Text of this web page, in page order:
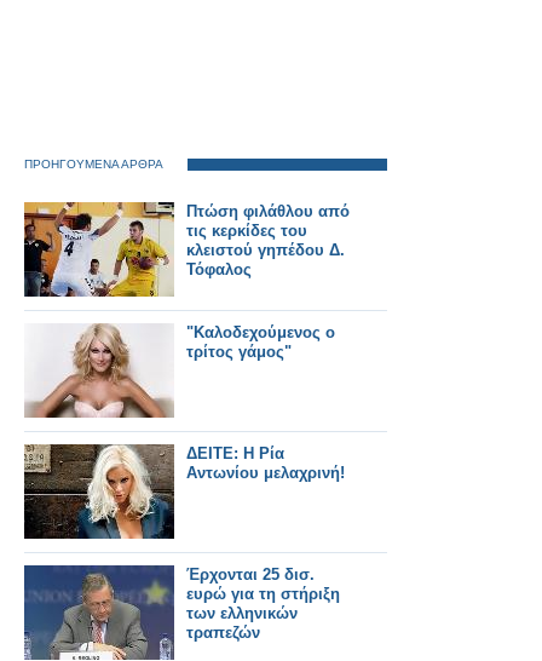
ΠΡΟΗΓΟΥΜΕΝΑ ΑΡΘΡΑ
Πτώση φιλάθλου από
τις κερκίδες του
κλειστού γηπέδου Δ.
Τόφαλος
"Καλοδεχούμενος ο
τρίτος γάμος"
ΔΕΙΤΕ: Η Ρία
Αντωνίου μελαχρινή!
Έρχονται 25 δισ.
ευρώ για τη στήριξη
των ελληνικών
τραπεζών